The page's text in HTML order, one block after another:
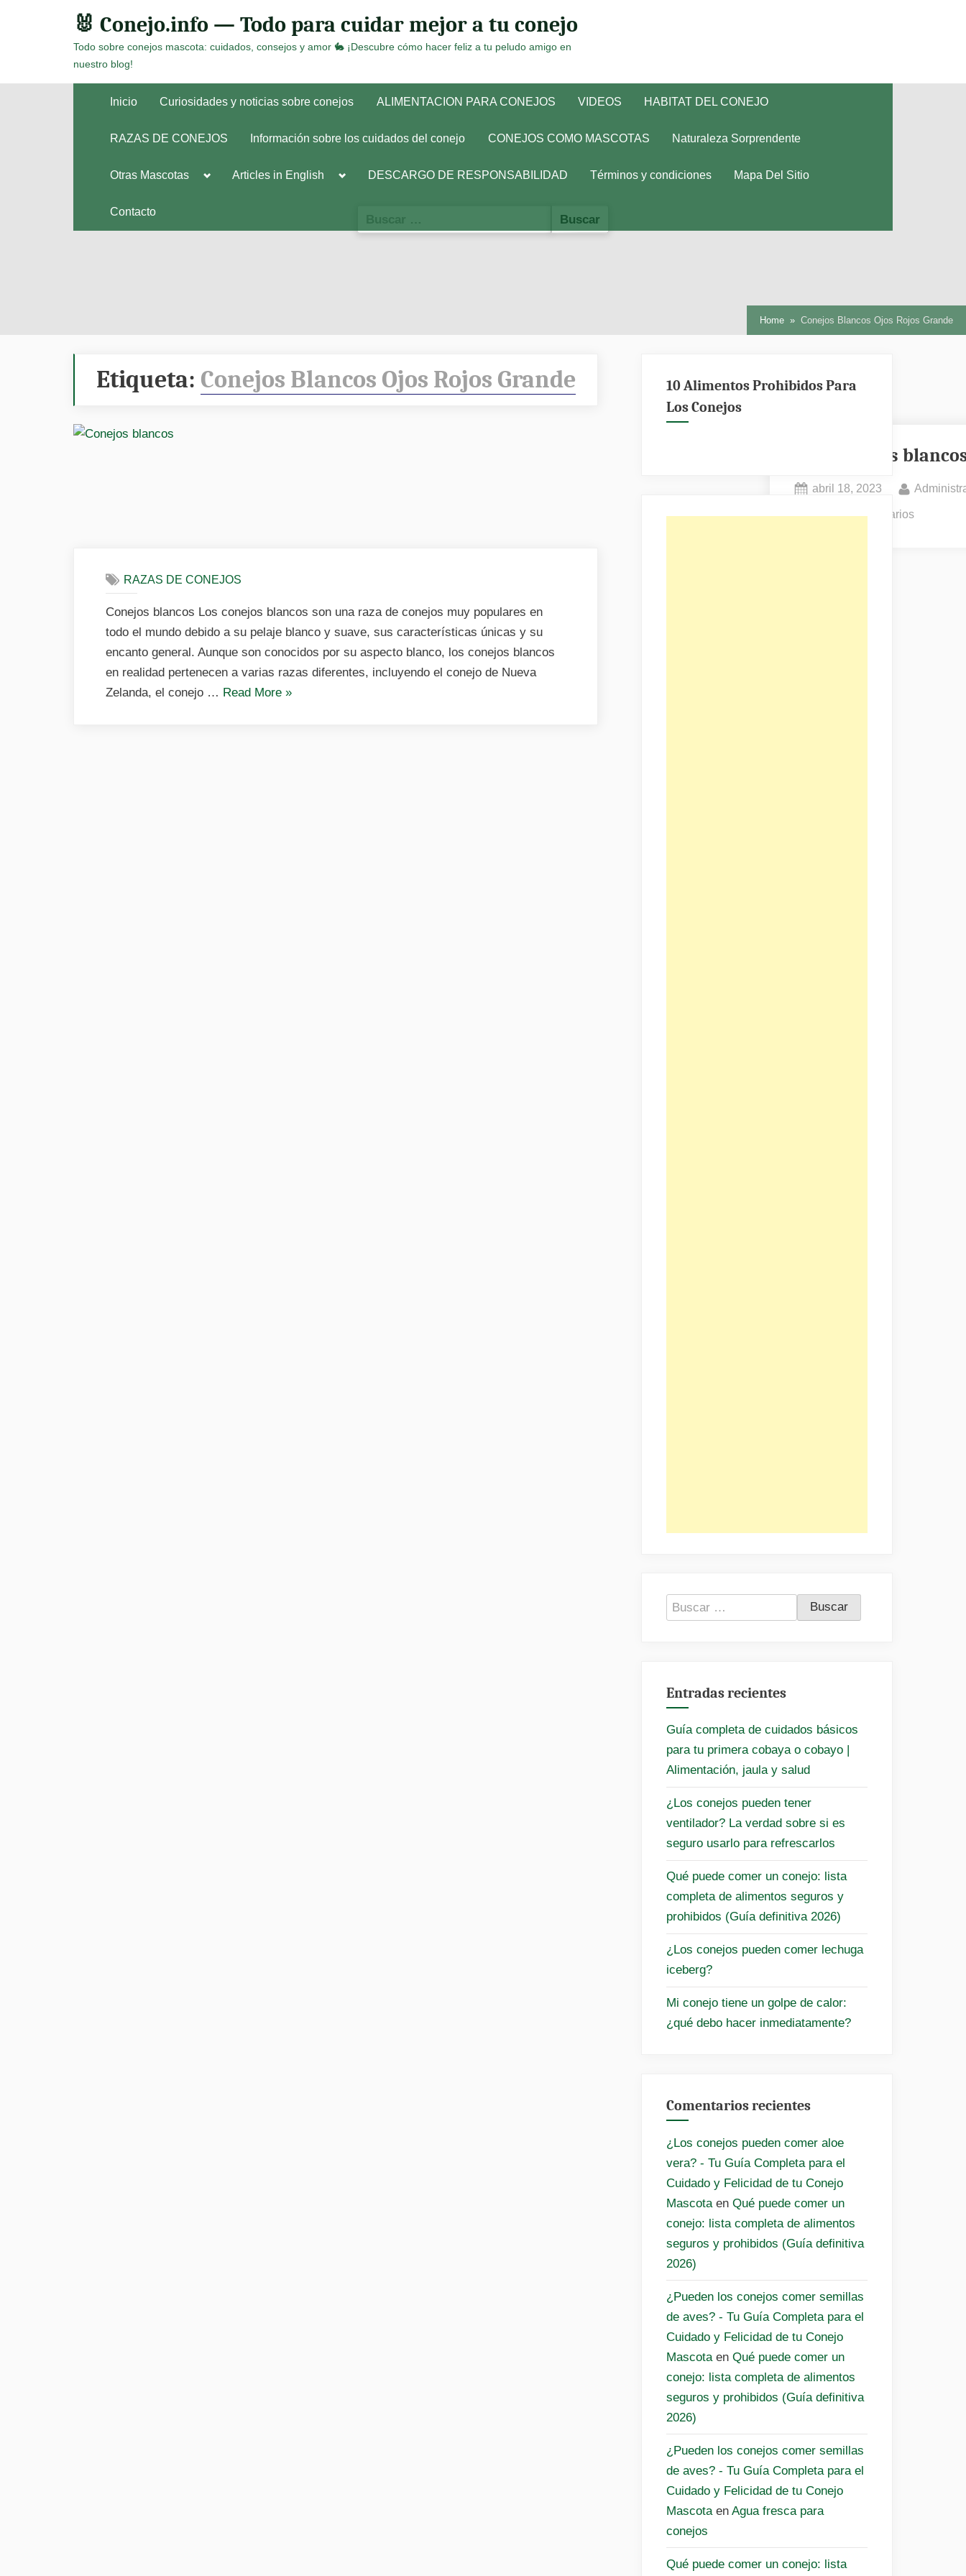
🐰 Conejo.info — Todo para cuidar mejor a tu conejo
Todo sobre conejos mascota: cuidados, consejos y amor 🐇 ¡Descubre cómo hacer feliz a tu peludo amigo en
nuestro blog!
Inicio Curiosidades y noticias sobre conejos ALIMENTACION PARA CONEJOS VIDEOS HABITAT DEL CONEJO
RAZAS DE CONEJOS Información sobre los cuidados del conejo CONEJOS COMO MASCOTAS Naturaleza Sorprendente
Otras Mascotas
Toggle
Toggle
Articles in English
ToggleDESCARGO DE RESPONSABILIDAD Términos y condiciones Mapa Del Sitio
Contacto
Home Conejos Blancos Ojos Rojos Grande
Etiqueta: Conejos Blancos Ojos Rojos Grande
Conejos
Posted
abril 18, 2023 By
No hay comentariosen
RAZAS DE CONEJOS
Conejos blancos Los conejos blancos son una raza de conejos muy populares en
todo el mundo debido a su pelaje blanco y suave, sus características únicas y su
encanto general. Aunque son conocidos por su aspecto blanco, los conejos blancos
en realidad pertenecen a varias razas diferentes, incluyendo el conejo de Nueva
Zelanda, el conejo … Read More«Conejos
»
10 Alimentos Prohibidos Para
Los Conejos
Buscar:
Entradas recientes
Guía completa de cuidados básicos
para tu primera cobaya o cobayo |
Alimentación, jaula y salud
¿Los conejos pueden tener
ventilador? La verdad sobre si es
seguro usarlo para refrescarlos
Qué puede comer un conejo: lista
completa de alimentos seguros y
prohibidos (Guía definitiva 2026)
¿Los conejos pueden comer lechuga
iceberg?
Mi conejo tiene un golpe de calor:
¿qué debo hacer inmediatamente?
Comentarios recientes
¿Los conejos pueden comer aloe
vera? - Tu Guía Completa para el
Cuidado y Felicidad de tu Conejo
Mascota en Qué puede comer un
conejo: lista completa de alimentos
seguros y prohibidos (Guía definitiva
2026)
¿Pueden los conejos comer semillas
de aves? - Tu Guía Completa para el
Cuidado y Felicidad de tu Conejo
Mascota en Qué puede comer un
conejo: lista completa de alimentos
seguros y prohibidos (Guía definitiva
2026)
¿Pueden los conejos comer semillas
de aves? - Tu Guía Completa para el
Cuidado y Felicidad de tu Conejo
Mascota en Agua fresca para
conejos
Qué puede comer un conejo: lista